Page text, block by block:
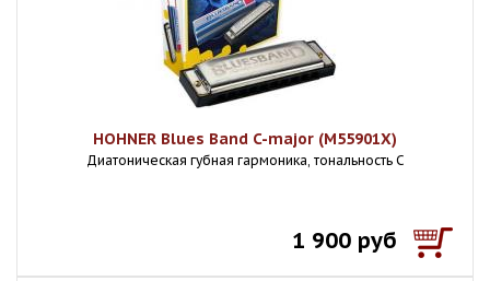
HOHNER Blues Band C-major (M55901X)
Диатоническая губная гармоника, тональность С
1 900 руб